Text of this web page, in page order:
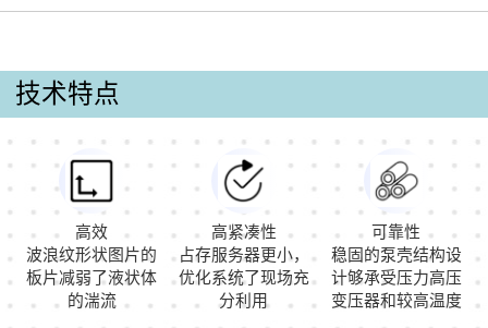
技术特点
高效
波浪纹形状图片的
板片减弱了液状体
的湍流
高紧凑性
占存服务器更小，
优化系统了现场充
分利用
可靠性
稳固的泵壳结构设
计够承受压力高压
变压器和较高温度